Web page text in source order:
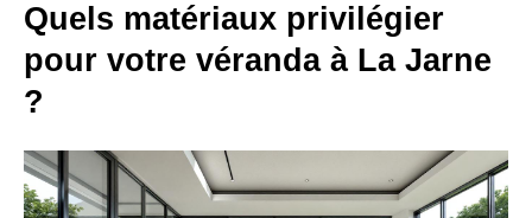
Quels matériaux privilégier
pour votre véranda à La Jarne
?